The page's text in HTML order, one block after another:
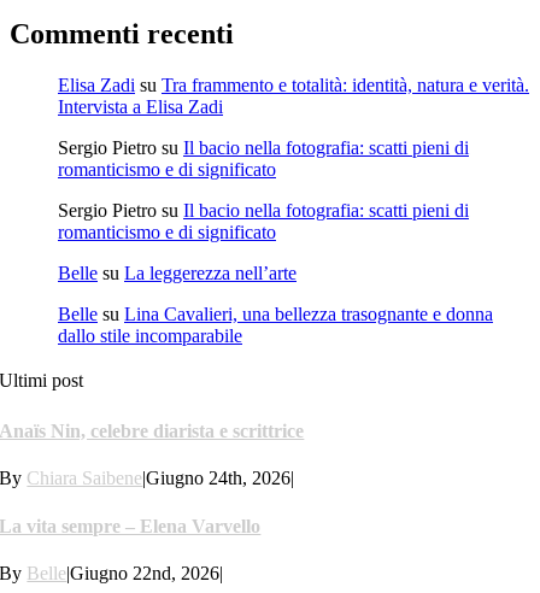
Commenti recenti
Elisa Zadi su Tra frammento e totalità: identità, natura e verità.
Intervista a Elisa Zadi
Sergio Pietro su Il bacio nella fotografia: scatti pieni di
romanticismo e di significato
Sergio Pietro su Il bacio nella fotografia: scatti pieni di
romanticismo e di significato
Belle su La leggerezza nell’arte
Belle su Lina Cavalieri, una bellezza trasognante e donna
dallo stile incomparabile
Ultimi post
Anaïs Nin, celebre diarista e scrittrice
By Chiara Saibene|Giugno 24th, 2026|
La vita sempre – Elena Varvello
By Belle|Giugno 22nd, 2026|